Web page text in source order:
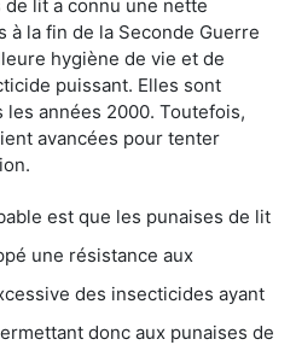
de lit a connu une nette
à la fin de la Seconde Guerre
hygiène de vie et de
puissant. Elles sont
les années 2000. Toutefois,
avancées pour tenter
est que les punaises de lit
une résistance aux
des insecticides ayant
donc aux punaises de